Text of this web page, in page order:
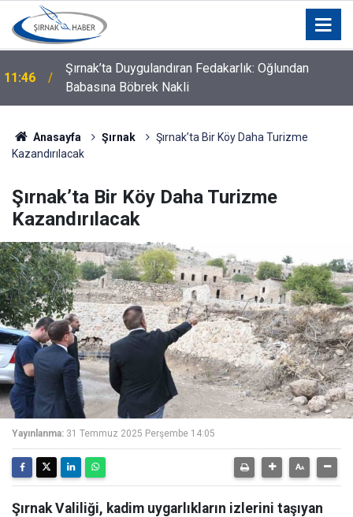
11:46
Şırnak’ta Duygulandıran Fedakarlık: Oğlundan
Babasına Böbrek Nakli
Anasayfa Şırnak
Şırnak’ta Bir Köy Daha Turizme
Kazandırılacak
Şırnak’ta Bir Köy Daha Turizme
Kazandırılacak
Yayınlanma: 31 Temmuz 2025 Perşembe 14:05
Şırnak Valiliği, kadim uygarlıkların izlerini taşıyan